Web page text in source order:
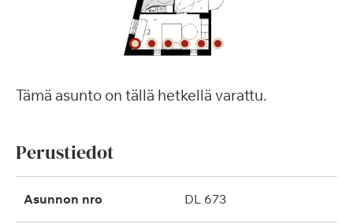
Tämä asunto on tällä hetkellä varattu.
Perustiedot
Asunnon nro DL 673